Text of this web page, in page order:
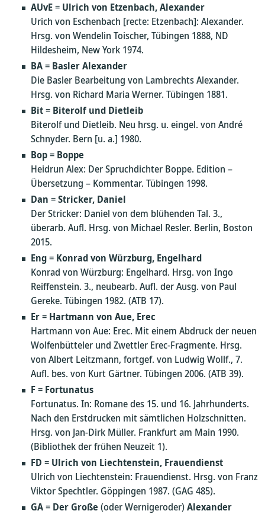
AUvE= Ulrich von Etzenbach, Alexander
Urich von Eschenbach [recte: Etzenbach]: Alexander.
Hrsg. von Wendelin Toischer, Tübingen 1888, ND
Hildesheim, New York 1974.
BA= Basler Alexander
Die Basler Bearbeitung von Lambrechts Alexander.
Hrsg. von Richard Maria Werner. Tübingen 1881.
Bit= Biterolf und Dietleib
Biterolf und Dietleib. Neu hrsg. u. eingel. von André
Schnyder. Bern [u. a.] 1980.
Bop= Boppe
Heidrun Alex: Der Spruchdichter Boppe. Edition –
Übersetzung – Kommentar. Tübingen 1998.
Dan =Stricker, Daniel
Der Stricker: Daniel von dem blühenden Tal. 3.,
überarb. Aufl. Hrsg. von Michael Resler. Berlin, Boston
2015.
Eng= Konrad von Würzburg, Engelhard
Konrad von Würzburg: Engelhard. Hrsg. von Ingo
Reiffenstein. 3., neubearb. Aufl. der Ausg. von Paul
Gereke. Tübingen 1982. (ATB 17).
Er= Hartmann von Aue, Erec
Hartmann von Aue: Erec. Mit einem Abdruck der neuen
Wolfenbütteler und Zwettler Erec-Fragmente. Hrsg.
von Albert Leitzmann, fortgef. von Ludwig Wollf., 7.
Aufl. bes. von Kurt Gärtner. Tübingen 2006. (ATB 39).
F= Fortunatus
Fortunatus. In: Romane des 15. und 16. Jahrhunderts.
Nach den Erstdrucken mit sämtlichen Holzschnitten.
Hrsg. von Jan-Dirk Müller. Frankfurt am Main 1990.
(Bibliothek der frühen Neuzeit 1).
FD = Ulrich von Liechtenstein, Frauendienst
Ulrich von Liechtenstein: Frauendienst. Hrsg. von Franz
Viktor Spechtler. Göppingen 1987. (GAG 485).
GA= Der Große (oder Wernigeroder)Alexander